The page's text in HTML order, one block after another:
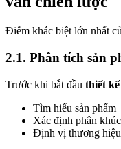
Điểm khác biệt lớn nhất
2.1. Phân tích sản
Trước khi bắt đầu thiết
Tìm hiểu sản phẩm
Xác định phân
Định vị thương hiệu